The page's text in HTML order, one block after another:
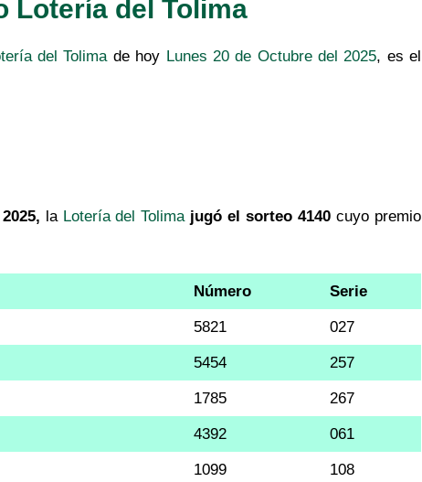
Lotería del Tolima
del Tolima de hoy Lunes 20 de Octubre del 2025, es el
la Lotería del Tolima jugó el sorteo 4140 cuyo premio
Número Serie
5821 027
5454 257
1785 267
4392 061
1099 108